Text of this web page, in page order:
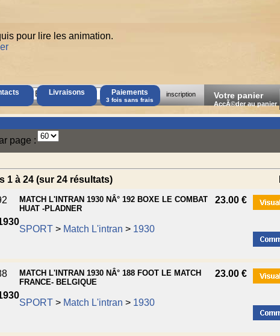
Livraisons Paiements
3 fois sans frais
pour lire les animation.
inscription Votre panier
AccÃ©der au panier
page :
1 à 24 (sur 24 résultats)
MATCH L'INTRAN 1930 NÂ° 192 BOXE LE COMBAT
HUAT -PLADNER
SPORT> Match L'intran > 1930
23.00 €
MATCH L'INTRAN 1930 NÂ° 188 FOOT LE MATCH
FRANCE- BELGIQUE
SPORT> Match L'intran > 1930
23.00 €